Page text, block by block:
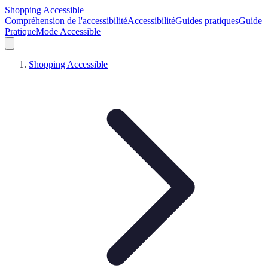
Shopping Accessible
Compréhension de l'accessibilitéAccessibilitéGuides pratiquesGuide
PratiqueMode Accessible
Shopping Accessible